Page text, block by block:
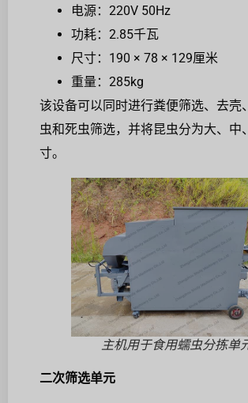
电源：220V 50Hz
功耗：2.85千瓦
尺寸：190 × 78 × 129厘米
重量：285kg
该设备可以同时进行粪便筛选、去壳
虫和死虫筛选，并将昆虫分为大、中
寸。
主机用于食用蠕虫分拣单
二次筛选单元